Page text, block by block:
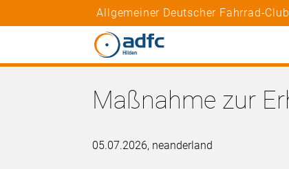
Allgemeiner Deutscher Fahrrad-
Maßnahme zur
05.07.2026, neanderland